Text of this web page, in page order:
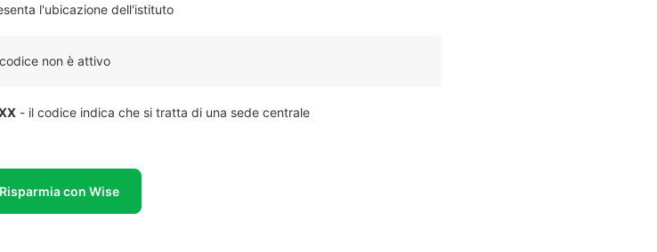
l'ubicazione dell'istituto
non è attivo
- il codice indica che si tratta di una sede centrale
Risparmia con Wise